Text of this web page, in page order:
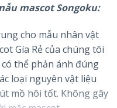
mascot Songoku:
cho mẫu nhân vật
Gía Rẻ của chúng tôi
thể phản ánh đúng
loại nguyên vật liệu
mồ hôi tốt. Không gây